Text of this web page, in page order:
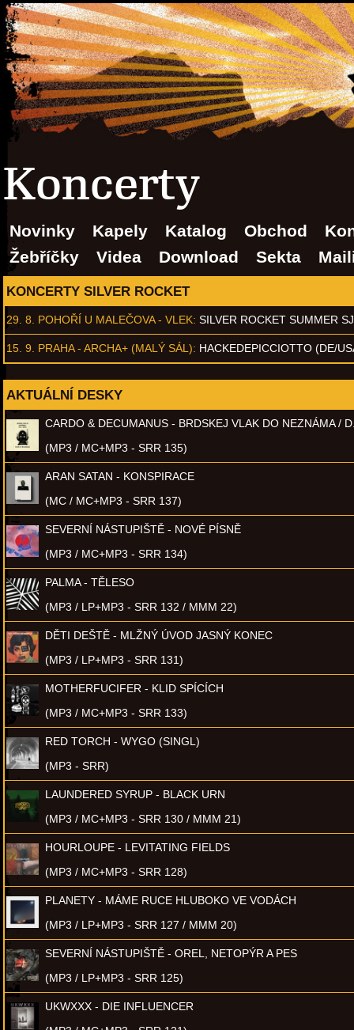
Koncerty
Novinky Kapely Katalog Obchod
Žebříčky
Videa Download Sekta
KONCERTY SILVER ROCKET
29. 8. POHOŘÍ U MALEČOVA - VLEK: SILVER ROCKET SUMMER
15. 9. PRAHA - ARCHA+ (MALÝ SÁL): HACKEDEPICCIOTTO (DE/
AKTUÁLNÍ DESKY
CARDO & DECUMANUS - BRDSKEJ VLAK DO NEZNÁMA /
(MP3 / MC+MP3 - SRR 135)
ARAN SATAN - KONSPIRACE
(MC / MC+MP3 - SRR 137)
SEVERNÍ NÁSTUPIŠTĚ - NOVÉ PÍSNĚ
(MP3 / MC+MP3 - SRR 134)
PALMA - TĚLESO
(MP3 / LP+MP3 - SRR 132 / MMM 22)
DĚTI DEŠTĚ - MLŽNÝ ÚVOD JASNÝ KONEC
(MP3 / LP+MP3 - SRR 131)
MOTHERFUCIFER - KLID SPÍCÍCH
(MP3 / MC+MP3 - SRR 133)
RED TORCH - WYGO (SINGL)
(MP3 - SRR)
LAUNDERED SYRUP - BLACK URN
(MP3 / MC+MP3 - SRR 130 / MMM 21)
HOURLOUPE - LEVITATING FIELDS
(MP3 / MC+MP3 - SRR 128)
PLANETY - MÁME RUCE HLUBOKO VE VODÁCH
(MP3 / LP+MP3 - SRR 127 / MMM 20)
SEVERNÍ NÁSTUPIŠTĚ - OREL, NETOPÝR A PES
(MP3 / LP+MP3 - SRR 125)
UKWXXX - DIE INFLUENCER